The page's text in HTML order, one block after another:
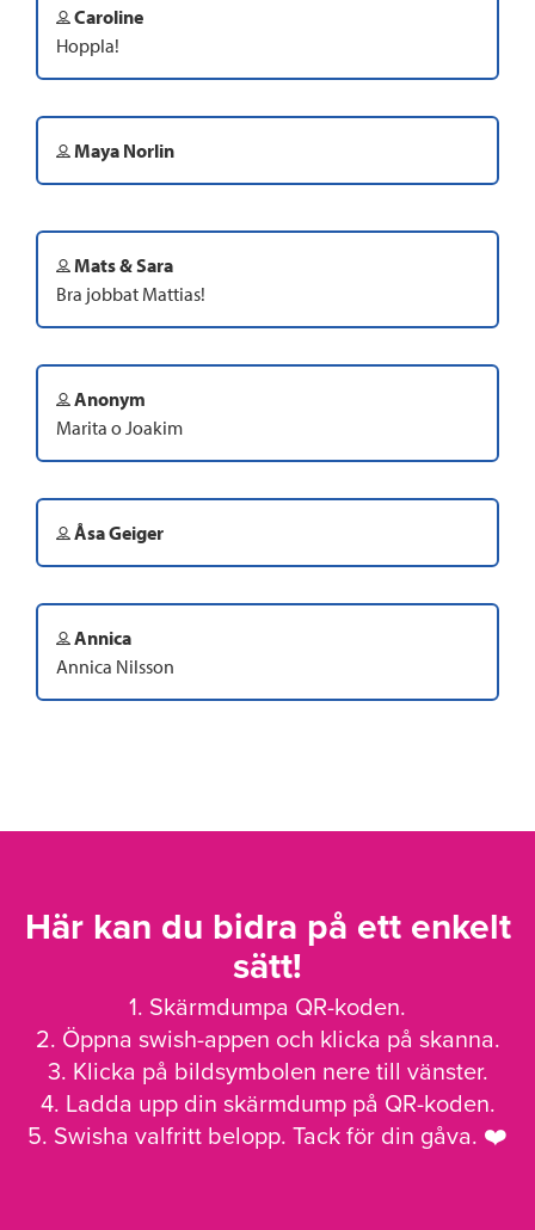
Caroline
Hoppla!
Maya Norlin
Mats & Sara
Bra jobbat Mattias!
Anonym
Marita o Joakim
Åsa Geiger
Annica
Annica Nilsson
Här kan du bidra på ett enkelt
sätt!
1. Skärmdumpa QR-koden.
2. Öppna swish-appen och klicka på skanna.
3. Klicka på bildsymbolen nere till vänster.
4. Ladda upp din skärmdump på QR-koden.
5. Swisha valfritt belopp. Tack för din gåva. ❤️